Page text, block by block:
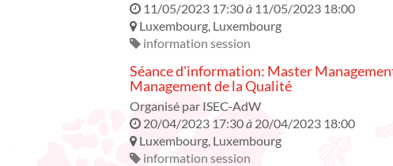
11/05/2023 17:30à 11/05/2023 18:00
Luxembourg, Luxembourg
information session
Séance d'information: Master
Management de la Qualité
Organisé par ISEC-AdW
20/04/2023 17:30à 20/04/2023 18:00
Luxembourg, Luxembourg
information session